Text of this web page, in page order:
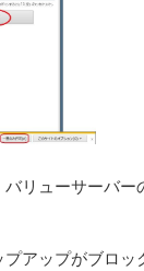
バリューサーバー
アップがブロッ